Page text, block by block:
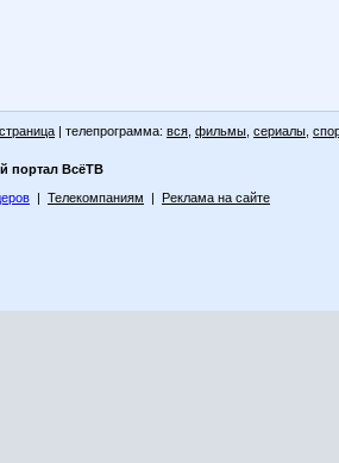
| телепрограмма: вся фильмы сериалы
портал ВсёТВ
| Телекомпаниям | Реклама на сайте